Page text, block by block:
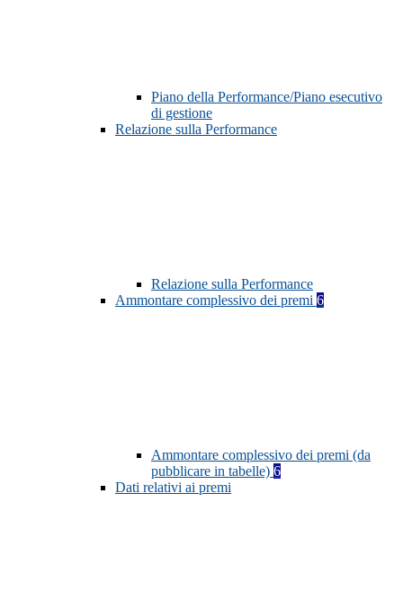
Piano della Performance/Piano esecutivo
di gestione
Relazione sulla Performance
Relazione sulla Performance
Ammontare complessivo dei premi 6
Ammontare complessivo dei premi (da
pubblicare in tabelle) 6
Dati relativi ai premi